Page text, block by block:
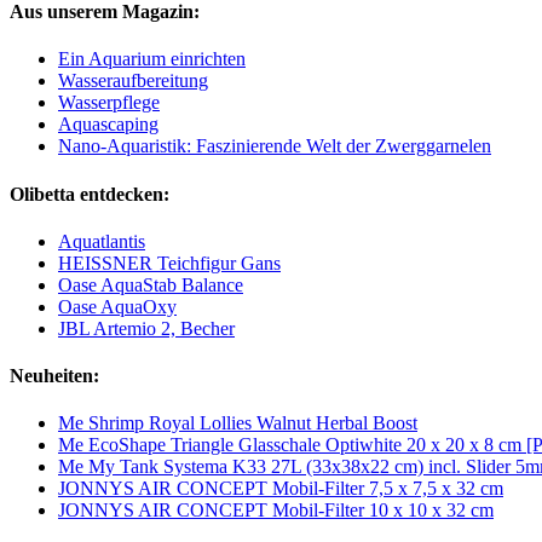
Aus unserem Magazin:
Ein Aquarium einrichten
Wasseraufbereitung
Wasserpflege
Aquascaping
Nano-Aquaristik: Faszinierende Welt der Zwerggarnelen
Olibetta entdecken:
Aquatlantis
HEISSNER Teichfigur Gans
Oase AquaStab Balance
Oase AquaOxy
JBL Artemio 2, Becher
Neuheiten:
Me Shrimp Royal Lollies Walnut Herbal Boost
Me EcoShape Triangle Glasschale Optiwhite 20 x 20 x 8 cm
Me My Tank Systema K33 27L (33x38x22 cm) incl. Slider
JONNYS AIR CONCEPT Mobil-Filter 7,5 x 7,5 x 32 cm
JONNYS AIR CONCEPT Mobil-Filter 10 x 10 x 32 cm